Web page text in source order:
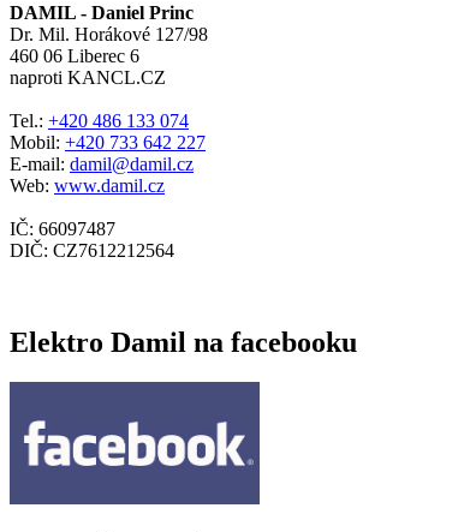
DAMIL - Daniel Princ
Dr. Mil. Horákové 127/98
460 06 Liberec 6
naproti KANCL.CZ
Tel.: +420 486 133 074
Mobil: +420 733 642 227
E-mail: damil@damil.cz
Web: www.damil.cz
IČ: 66097487
DIČ: CZ7612212564
Elektro Damil na facebooku